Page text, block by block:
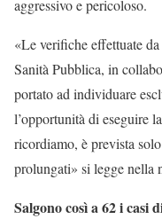
aggressivo e pericoloso.
«Le verifiche effettuate
Sanità Pubblica, in
portato ad individuare
l’opportunità di eseguire
ricordiamo, è prevista
prolungati» si legge nella
Salgono così a 62 i